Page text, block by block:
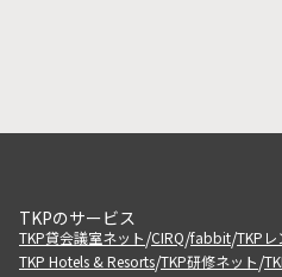
TKPのサービス
TKP貸会議室ネット/CIRQ/fabbit/TKPレ
TKP Hotels & Resorts/TKP研修ネット/